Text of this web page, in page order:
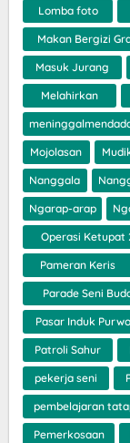
Lomba foto
Makan Bergizi
Masuk Jurang
Melahirkan
Mojolasan
Nanggala
Ngarap-arap
Operasi Ketupat
Pameran Keris
Parade Seni
Pasar Induk
Patroli Sahur
pekerja seni
pembelajaran
Pemerkosaan